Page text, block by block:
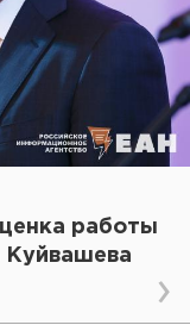
работы
Куйвашева